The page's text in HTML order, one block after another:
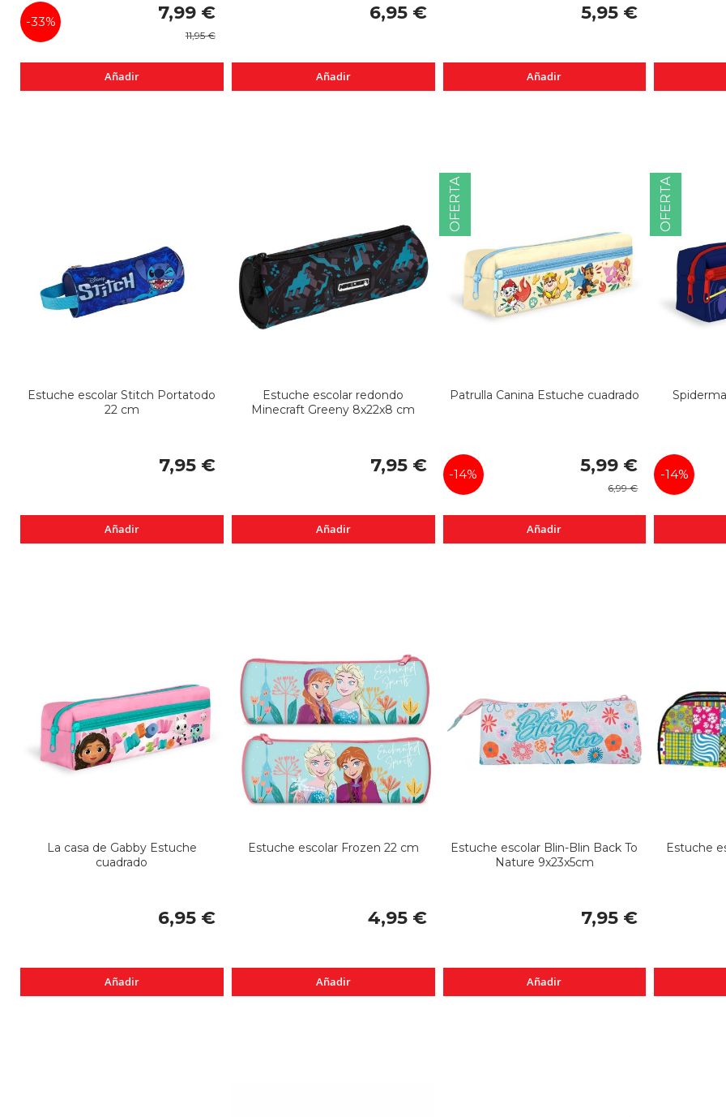
-33%
Precio
especial
7,99 €
11,95 €
Añadir
6,95 €
Añadir
5,95 €
Añadir
Estuche escolar Stitch Portatodo
22 cm
7,95 €
Añadir
Estuche escolar redondo
Minecraft Greeny 8x22x8 cm
7,95 €
Añadir
OFERTA
Patrulla Canina Estuche cuadrado
-14%
Precio
especial
5,99 €
6,99 €
Añadir
OFERTA
-14%
La casa de Gabby Estuche
cuadrado
6,95 €
Añadir
Estuche escolar Frozen 22 cm
4,95 €
Añadir
Estuche escolar Blin-Blin Back To
Nature 9x23x5cm
7,95 €
Añadir
Estuche